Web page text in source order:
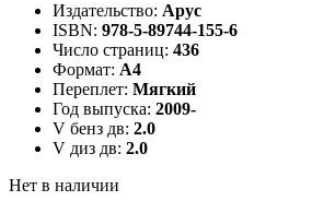
Издательство: Арус
ISBN: 978-5-89744-155-6
Число страниц: 436
Формат: А4
Переплет: Мягкий
Год выпуска: 2009-
V бенз дв: 2.0
V диз дв: 2.0
Нет в наличии